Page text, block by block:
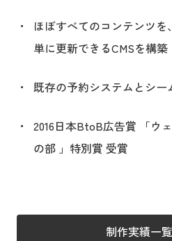
ほぼすべてのコンテンツ
単に更新できるCMSを構築
既存の予約システムとシー
2016日本BtoB広告賞 「ウ
の部 」特別賞 受賞
制作実績一